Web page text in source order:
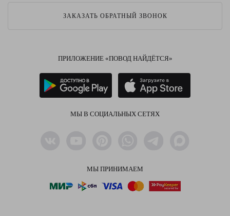
ЗАКАЗАТЬ ОБРАТНЫЙ ЗВОНОК
ПРИЛОЖЕНИЕ «ПОВОД НАЙДЁТСЯ»
МЫ В СОЦИАЛЬНЫХ СЕТЯХ
МЫ ПРИНИМАЕМ